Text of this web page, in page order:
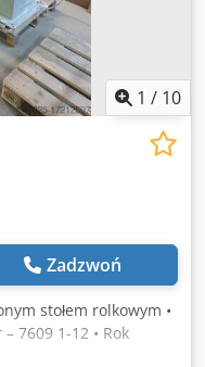
1 / 10
Zadzwoń
stołem rolkowym •
7609 1-12 • Rok
x 2500 • Stół rolkowy